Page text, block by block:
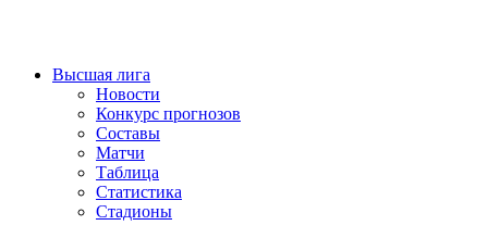
Высшая лига
Новости
Конкурс прогнозов
Составы
Матчи
Таблица
Статистика
Стадионы